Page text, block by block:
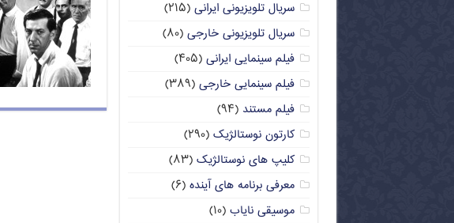
سریال تلویزیونی ایرانی (۲۱۵)
سریال تلویزیونی خارجی (۸۰)
فیلم سینمایی ایرانی (۴۰۵)
فیلم سینمایی خارجی (۳۸۹)
فیلم مستند (۹۴)
کارتون نوستالژیک (۲۹۰)
کلیپ های نوستالژیک (۸۳)
معرفی برنامه های آینده (۶)
موسیقی نایاب (۱۰)